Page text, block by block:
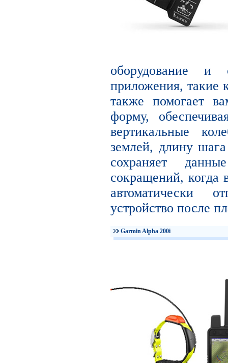
оборудование и
приложения, такие
также помогает
форму,
вертикальные
землей, длину
сохраняет
сокращений, когда
автоматически
устройство после
Garmin Alpha 200i